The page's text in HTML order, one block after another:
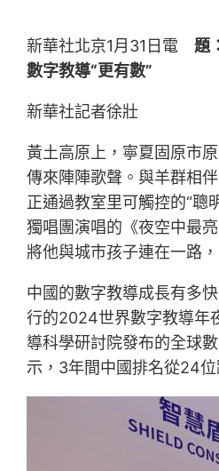
新華社北京1月31日電題
數字教導“更有數”
新華社記者徐壯
黃土高原上，寧夏固原市
傳來陣陣歌聲。與羊群相
正通過教室里可觸控的“聰
獨唱團演唱的《夜空中最
將他與城市孩子連在一路
中國的數字教導成長有多
行的2024世界數字教導年
導科學研討院發布的全球
示，3年間中國排名從24位